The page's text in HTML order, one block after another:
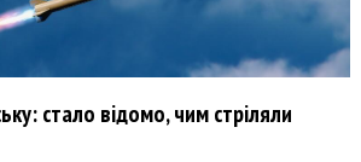
стало відомо, чим стріляли